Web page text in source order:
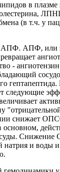
в плазме
(в т.ч. у
АПФ. АПФ, или
-
гептапептида.
следующие
снижает
основном,
натрия и воды